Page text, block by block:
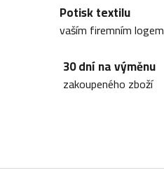
Potisk textilu
vaším firemním logem
30 dní na výměnu
zakoupeného zboží